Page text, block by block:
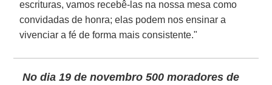
escrituras, vamos recebê-las na nossa mesa como
convidadas de honra; elas podem nos ensinar a
vivenciar a fé de forma mais consistente."
No dia 19 de novembro 500 moradores de